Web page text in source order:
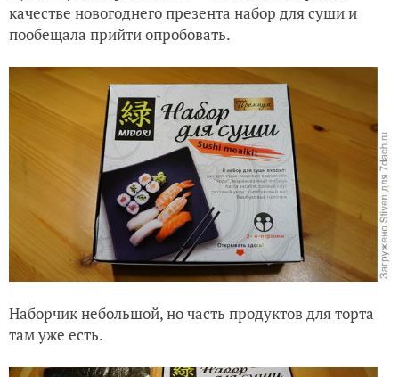
качестве новогоднего презента набор для суши и
пообещала прийти опробовать.
Наборчик небольшой, но часть продуктов для торта
там уже есть.